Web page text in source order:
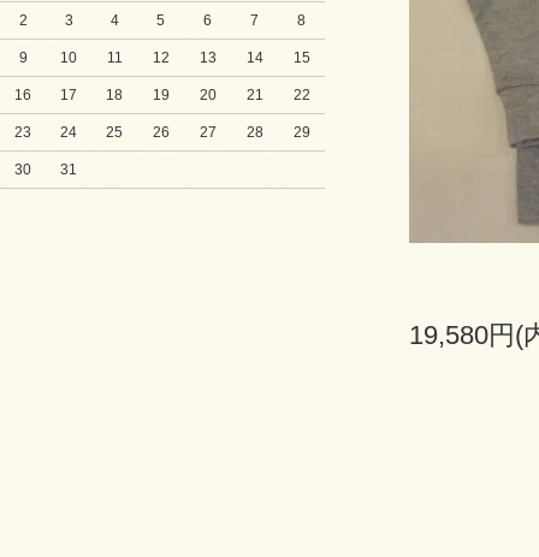
2 3 4 5 6 7 8
9 10 11 12 13 14 15
16 17 18 19 20 21 22
23 24 25 26 27 28 29
30 31
19,580円(